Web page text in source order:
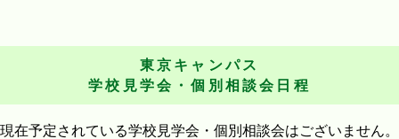
東京キャンパス
学校見学会・個別相談会日程
現在予定されている学校見学会・個別相談会はございません。